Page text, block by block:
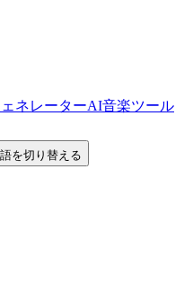
ネレーターAI音楽ツール
を切り替える